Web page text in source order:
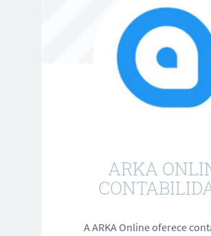
ARKA
A ARKA Online oferece